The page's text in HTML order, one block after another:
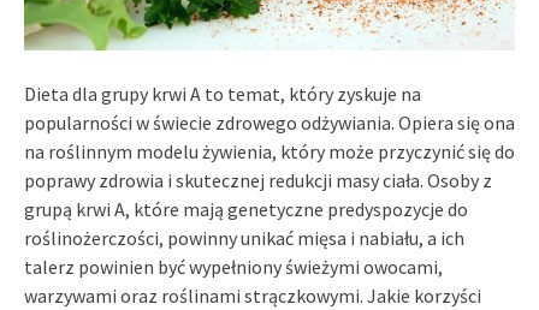
Dieta dla grupy krwi A to temat, który zyskuje na
popularności w świecie zdrowego odżywiania. Opiera się ona
na roślinnym modelu żywienia, który może przyczynić się do
poprawy zdrowia i skutecznej redukcji masy ciała. Osoby z
grupą krwi A, które mają genetyczne predyspozycje do
roślinożerczości, powinny unikać mięsa i nabiału, a ich
talerz powinien być wypełniony świeżymi owocami,
warzywami oraz roślinami strączkowymi. Jakie korzyści